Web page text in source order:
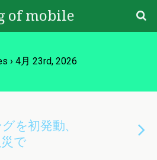
of mobile
› 4月 23rd, 2026
を初発動、
で